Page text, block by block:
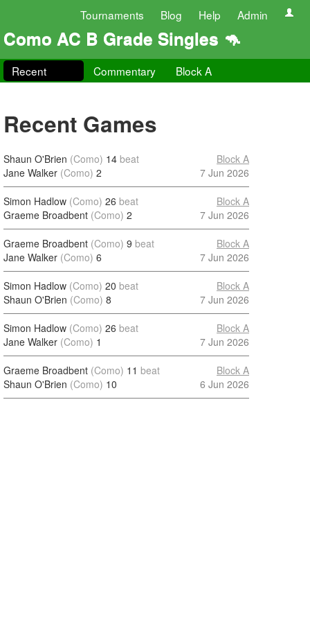
Tournaments Blog Help Admin
Como AC B Grade Singles 🦘
Recent Commentary Block A
Recent Games
Shaun O'Brien (Como) 14 beat
Jane Walker (Como) 2
Block A
7 Jun 2026
Simon Hadlow (Como) 26 beat
Graeme Broadbent (Como) 2
Block A
7 Jun 2026
Graeme Broadbent (Como) 9 beat
Jane Walker (Como) 6
Block A
7 Jun 2026
Simon Hadlow (Como) 20 beat
Shaun O'Brien (Como) 8
Block A
7 Jun 2026
Simon Hadlow (Como) 26 beat
Jane Walker (Como) 1
Block A
7 Jun 2026
Graeme Broadbent (Como) 11 beat
Shaun O'Brien (Como) 10
Block A
6 Jun 2026